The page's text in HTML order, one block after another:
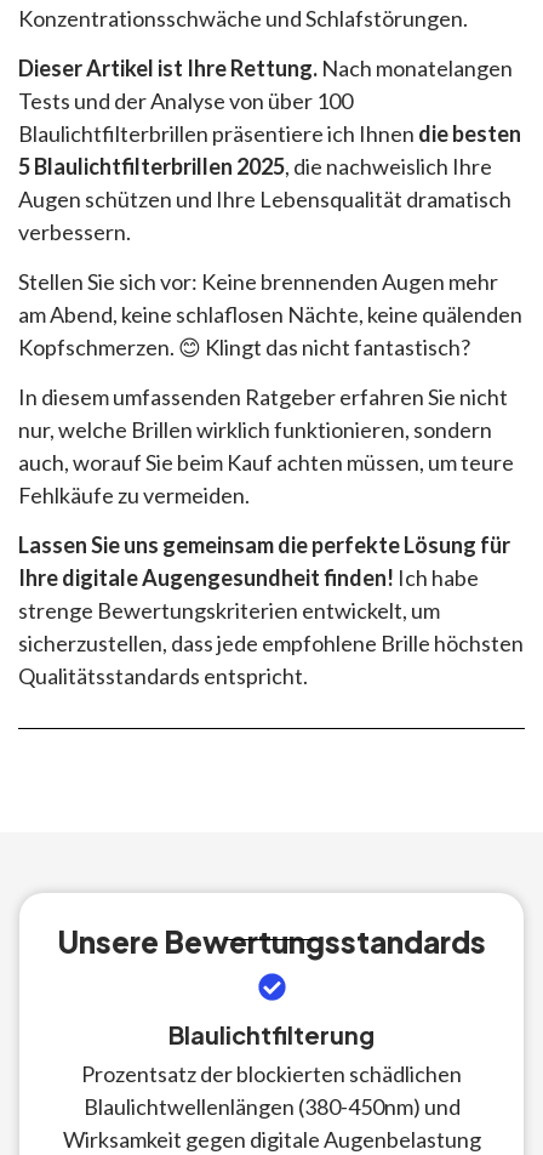
Konzentrationsschwäche und Schlafstörungen.
Dieser Artikel ist Ihre Rettung. Nach monatelangen
Tests und der Analyse von über 100
Blaulichtfilterbrillen präsentiere ich Ihnen die besten
5 Blaulichtfilterbrillen 2025, die nachweislich Ihre
Augen schützen und Ihre Lebensqualität dramatisch
verbessern.
Stellen Sie sich vor: Keine brennenden Augen mehr
am Abend, keine schlaflosen Nächte, keine quälenden
Kopfschmerzen. 😊 Klingt das nicht fantastisch?
In diesem umfassenden Ratgeber erfahren Sie nicht
nur, welche Brillen wirklich funktionieren, sondern
auch, worauf Sie beim Kauf achten müssen, um teure
Fehlkäufe zu vermeiden.
Lassen Sie uns gemeinsam die perfekte Lösung für
Ihre digitale Augengesundheit finden! Ich habe
strenge Bewertungskriterien entwickelt, um
sicherzustellen, dass jede empfohlene Brille höchsten
Qualitätsstandards entspricht.
Unsere Bewertungsstandards
Blaulichtfilterung
Prozentsatz der blockierten schädlichen
Blaulichtwellenlängen (380-450nm) und
Wirksamkeit gegen digitale Augenbelastung